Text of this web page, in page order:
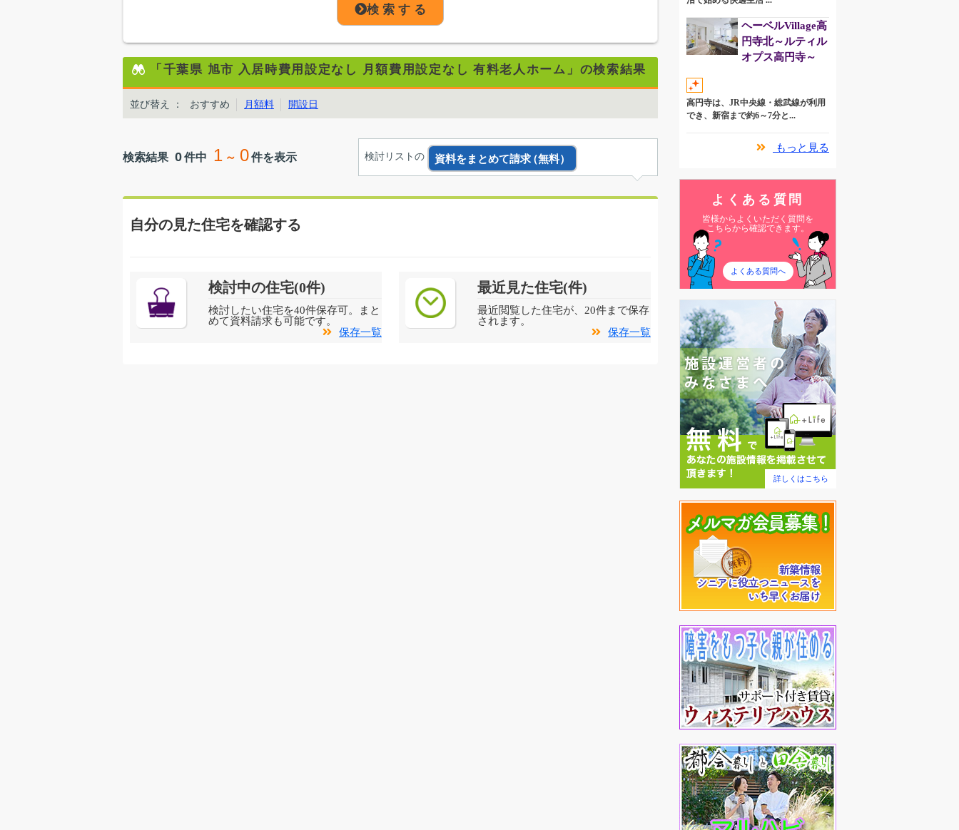
検 索 す る
「千葉県 旭市 入居時費用設定なし 月額費用設定なし 有料老人ホーム」の検索結果
並び替え ： おすすめ 月額料 開設日
検索結果 0件中 1 ～ 0件を表示 検討リストの 資料をまとめて請求（無料）
自分の見た住宅を確認する
検討中の住宅(0件)
検討したい住宅を40件保存可。まと
めて資料請求も可能です。
保存一覧
最近見た住宅(件)
最近閲覧した住宅が、20件まで保存
されます。
保存一覧
ヘーベルVillage高
円寺北～ルティル
オプス高円寺～
高円寺は、JR中央線・総武線が利用
でき、新宿まで約6～7分と...
もっと見る
よくある質問
皆様からよくいただく質問を
こちらから確認できます。
よくある質問へ
詳しくはこちら